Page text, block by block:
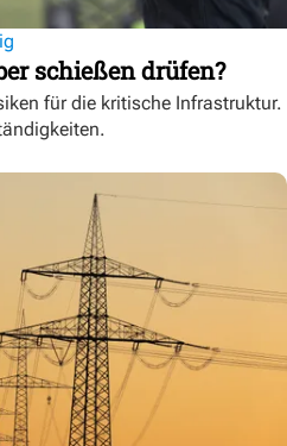
schießen drüfen?
für die kritische Infrastruktur.